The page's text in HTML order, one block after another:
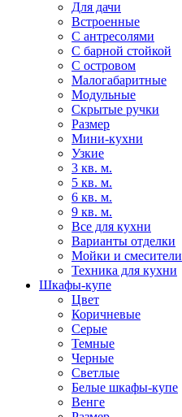
Для дачи
Встроенные
С антресолями
С барной стойкой
С островом
Малогабаритные
Модульные
Скрытые ручки
Размер
Мини-кухни
Узкие
3 кв. м.
5 кв. м.
6 кв. м.
9 кв. м.
Все для кухни
Варианты отделки
Мойки и смесители
Техника для кухни
Шкафы-купе
Цвет
Коричневые
Серые
Темные
Черные
Светлые
Белые шкафы-купе
Венге